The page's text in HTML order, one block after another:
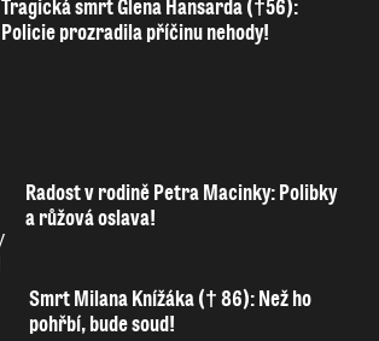
Tragická smrt Glena Hansarda (†56):
Policie prozradila příčinu nehody!
Radost v rodině Petra Macinky: Polibky
a růžová oslava!
Smrt Milana Knížáka († 86): Než ho
pohřbí, bude soud!